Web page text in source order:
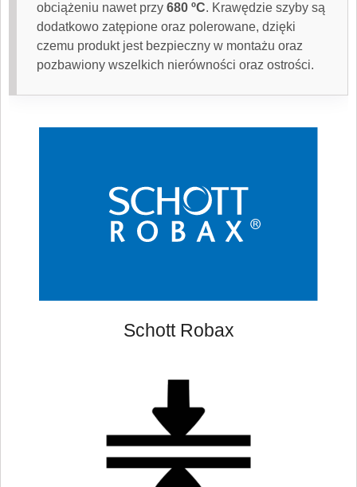
obciążeniu nawet przy 680 ºC. Krawędzie szyby są
dodatkowo zatępione oraz polerowane, dzięki
czemu produkt jest bezpieczny w montażu oraz
pozbawiony wszelkich nierówności oraz ostrości.
Schott Robax